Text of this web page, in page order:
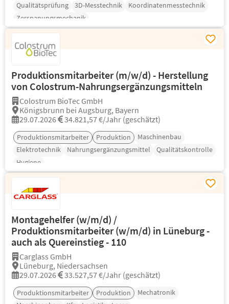
Qualitätsprüfung
3D-Messtechnik
Koordinatenmesstechnik
Zerspanungsmechanik
Produktionsmitarbeiter (m/w/d) - Herstellung
von Colostrum-Nahrungsergänzungsmitteln
Colostrum BioTec GmbH
Königsbrunn bei Augsburg, Bayern
29.07.2026
34.821,57 €/Jahr (geschätzt)
Produktionsmitarbeiter Produktion
Maschinenbau
Elektrotechnik
Nahrungsergänzungsmittel
Qualitätskontrolle
Hygiene
Montagehelfer (w/m/d) /
Produktionsmitarbeiter (w/m/d) in Lüneburg -
auch als Quereinstieg - 110
Carglass GmbH
Lüneburg, Niedersachsen
29.07.2026
33.527,57 €/Jahr (geschätzt)
Produktionsmitarbeiter Produktion
Mechatronik